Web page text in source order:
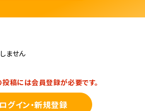
ません
投稿には会員登録が必要です。
ログイン・新規登録